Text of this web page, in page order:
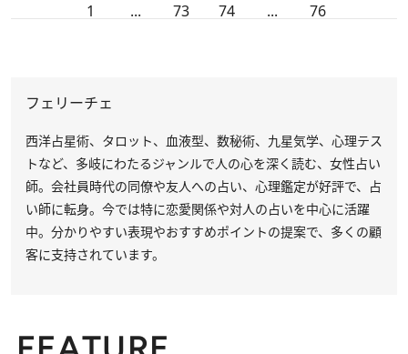
1 ... 73 74 ... 76
フェリーチェ
西洋占星術、タロット、血液型、数秘術、九星気学、心理テス
トなど、多岐にわたるジャンルで人の心を深く読む、女性占い
師。会社員時代の同僚や友人への占い、心理鑑定が好評で、占
い師に転身。今では特に恋愛関係や対人の占いを中心に活躍
中。分かりやすい表現やおすすめポイントの提案で、多くの顧
客に支持されています。